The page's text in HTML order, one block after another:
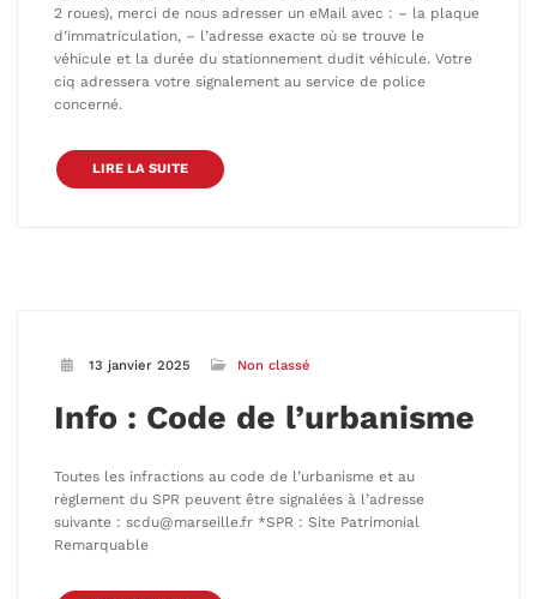
2 roues), merci de nous adresser un eMail avec : – la plaque
d’immatriculation, – l’adresse exacte où se trouve le
véhicule et la durée du stationnement dudit véhicule. Votre
ciq adressera votre signalement au service de police
concerné.
LIRE LA SUITE
13 janvier 2025 Non classé
Info : Code de l’urbanisme
Toutes les infractions au code de l’urbanisme et au
règlement du SPR peuvent être signalées à l’adresse
suivante : scdu@marseille.fr *SPR : Site Patrimonial
Remarquable